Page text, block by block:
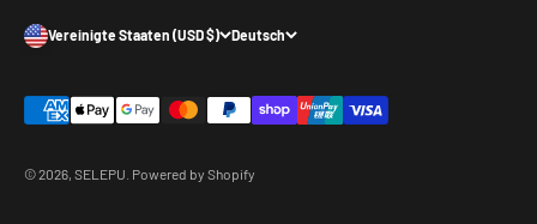
Vereinigte Staaten (USD $) Deutsch
© 2026, SELEPU. Powered by Shopify